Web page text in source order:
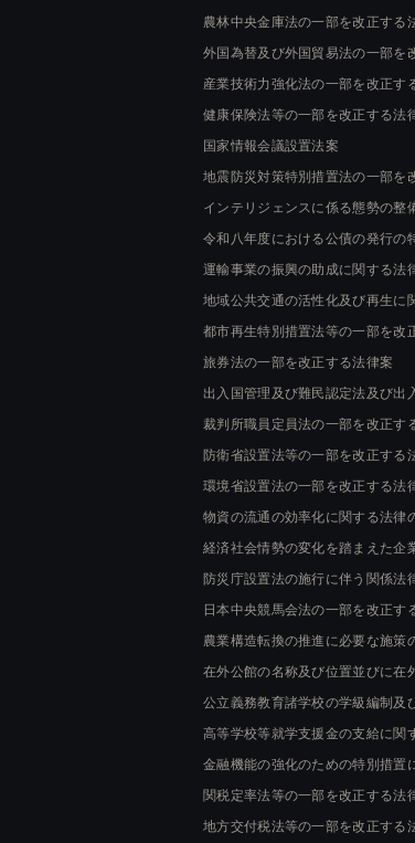
農林中央金庫法の一部を改正する
外国為替及び外国貿易法の一部を
産業技術力強化法の一部を改正す
健康保険法等の一部を改正する法
国家情報会議設置法案
地震防災対策特別措置法の一部を
インテリジェンスに係る態勢の整
令和八年度における公債の発行の
運輸事業の振興の助成に関する法
地域公共交通の活性化及び再生に
都市再生特別措置法等の一部を改
旅券法の一部を改正する法律案
出入国管理及び難民認定法及び出
裁判所職員定員法の一部を改正す
防衛省設置法等の一部を改正する
環境省設置法の一部を改正する法
物資の流通の効率化に関する法律
経済社会情勢の変化を踏まえた企
防災庁設置法の施行に伴う関係法
日本中央競馬会法の一部を改正す
農業構造転換の推進に必要な施策
在外公館の名称及び位置並びに在
公立義務教育諸学校の学級編制及
高等学校等就学支援金の支給に関
金融機能の強化のための特別措置
関税定率法等の一部を改正する法
地方交付税法等の一部を改正する